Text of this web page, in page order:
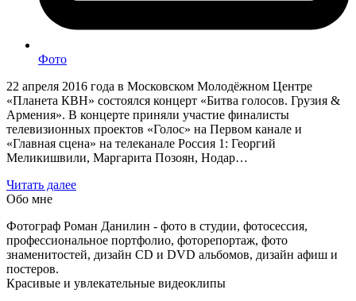
Фото
22 апреля 2016 года в Московском Молодёжном Центре
«Планета КВН» состоялся концерт «Битва голосов. Грузия &
Армения». В концерте приняли участие финалисты
телевизионных проектов «Голос» на Первом канале и
«Главная сцена» на телеканале Россия 1: Георгий
Меликишвили, Маргарита Позоян, Нодар…
Читать далее
Обо мне
Фотограф Роман Данилин - фото в студии, фотосессия,
профессиональное портфолио, фоторепортаж, фото
знаменитостей, дизайн CD и DVD альбомов, дизайн афиш и
постеров.
Красивые и увлекательные видеоклипы